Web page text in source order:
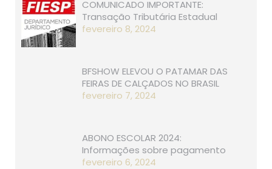
COMUNICADO IMPORTANTE:
Transação Tributária Estadual
fevereiro 8, 2024
BFSHOW ELEVOU O PATAMAR DAS
FEIRAS DE CALÇADOS NO BRASIL
fevereiro 7, 2024
ABONO ESCOLAR 2024:
Informações sobre pagamento
fevereiro 6, 2024